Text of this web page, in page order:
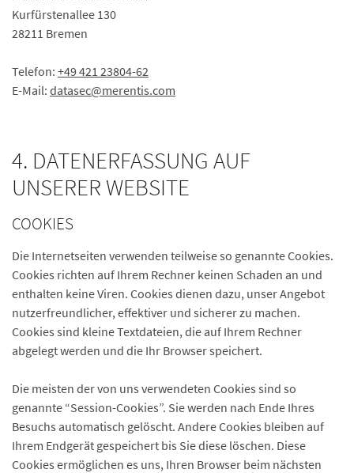
Kurfürstenallee 130
28211 Bremen
Telefon: +49 421 23804-62
E-Mail: datasec@merentis.com
4. DATENERFASSUNG AUF
UNSERER WEBSITE
COOKIES
Die Internetseiten verwenden teilweise so genannte Cookies.
Cookies richten auf Ihrem Rechner keinen Schaden an und
enthalten keine Viren. Cookies dienen dazu, unser Angebot
nutzerfreundlicher, effektiver und sicherer zu machen.
Cookies sind kleine Textdateien, die auf Ihrem Rechner
abgelegt werden und die Ihr Browser speichert.
Die meisten der von uns verwendeten Cookies sind so
genannte “Session-Cookies”. Sie werden nach Ende Ihres
Besuchs automatisch gelöscht. Andere Cookies bleiben auf
Ihrem Endgerät gespeichert bis Sie diese löschen. Diese
Cookies ermöglichen es uns, Ihren Browser beim nächsten